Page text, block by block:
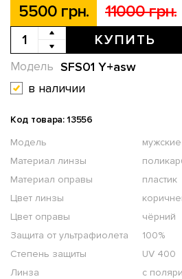
5500 грн. 11000 грн.
КУПИТЬ
SFS01 Y+asw
Модель
в наличии
Код товара: 13556
Модель
мужские
Материал линзы
Материал оправы
пластик
Цвет линзы
Цвет оправы
чёрний
Защита от ультрафиолета
100%
Степень защиты
UV 400
Линза
с